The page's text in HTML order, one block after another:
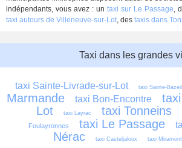
indépendants, vous avez : un taxi sur Le Passage,
taxi autours de Villeneuve-sur-Lot, des taxis dans
Taxi dans les grandes
taxi Sainte-Livrade-sur-Lot taxi Sainte-
Marmande
taxi Bon-Encontre
Lot
taxi Layrac taxi Tonneins
Foulayronnes
taxi Le Passage
Nérac
taxi Casteljaloux taxi